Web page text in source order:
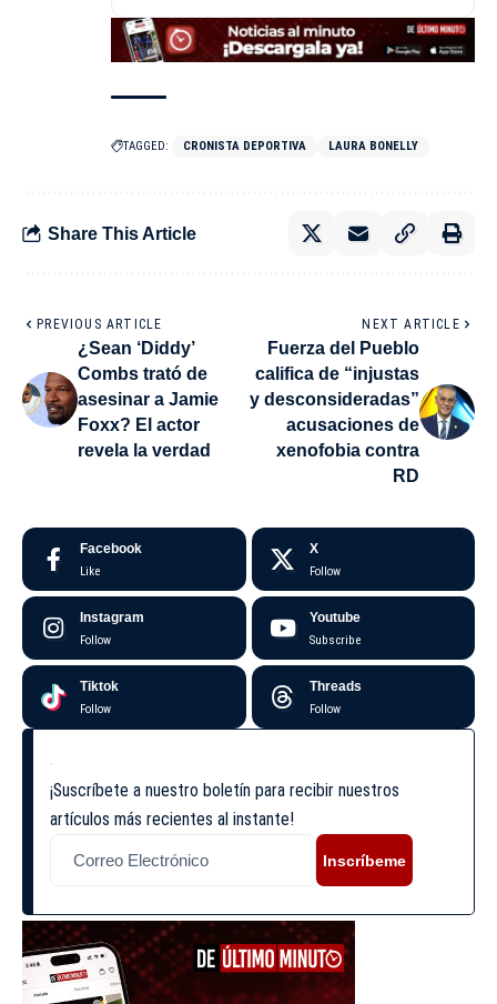
TAGGED: CRONISTA DEPORTIVA LAURA BONELLY
Share This Article
PREVIOUS ARTICLE
¿Sean ‘Diddy’
Combs trató de
asesinar a Jamie
Foxx? El actor
revela la verdad
NEXT ARTICLE
Fuerza del Pueblo
califica de “injustas
y desconsideradas”
acusaciones de
xenofobia contra
RD
Facebook
Like
X
Follow
Instagram
Follow
Youtube
Subscribe
Tiktok
Follow
Threads
Follow
¡Suscríbete a nuestro boletín para recibir nuestros
artículos más recientes al instante!
Inscríbeme